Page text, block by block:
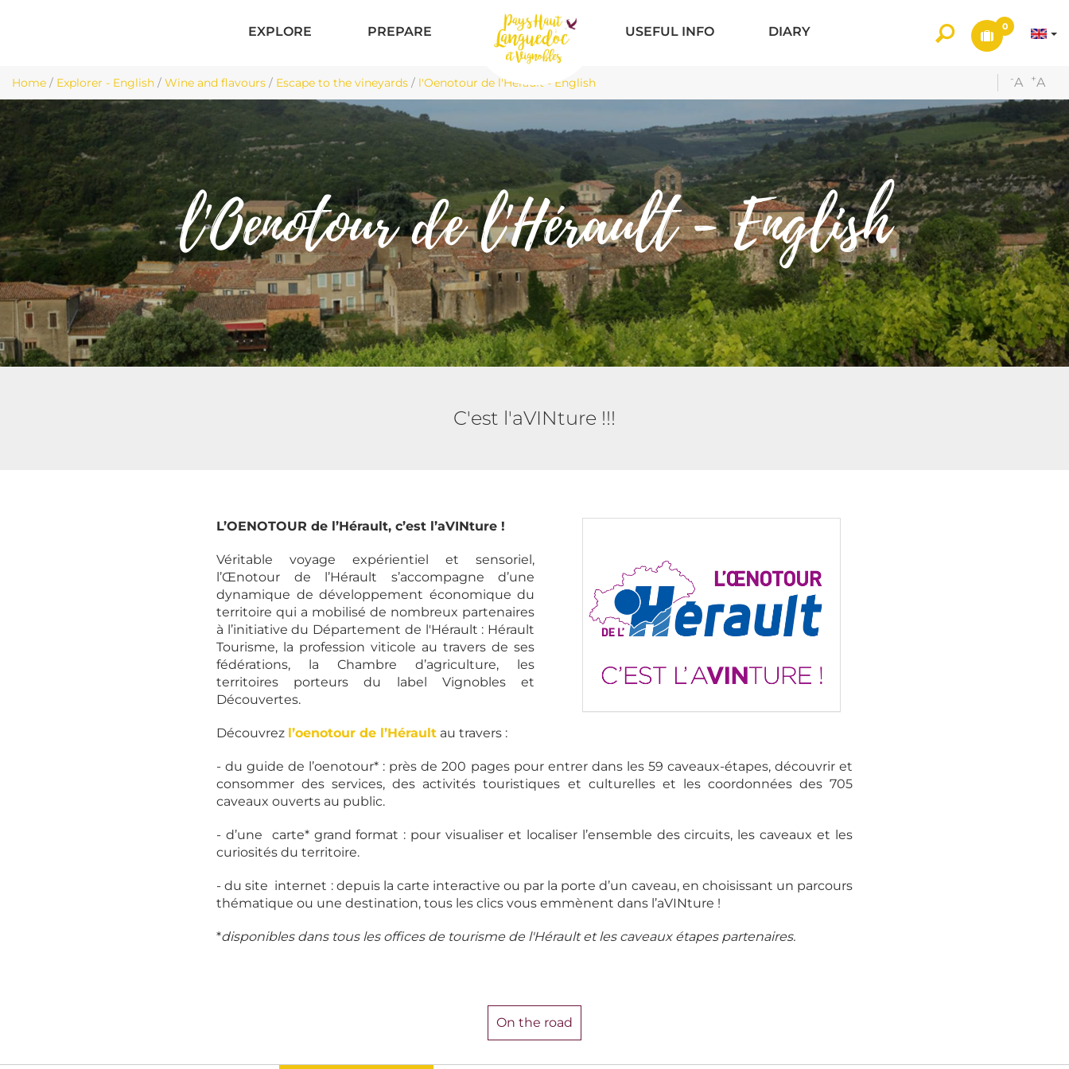
EXPLORE PREPARE USEFUL INFO DIARY 0
Home / Explorer - English / Wine and flavours / Escape to the vineyards / l'Oenotour de l'Hérault - English -A +A
l'Oenotour de l'Hérault - English
C'est l'aVINture !!!
L’OENOTOUR de l’Hérault, c’est l’aVINture !
Véritable voyage expérientiel et sensoriel,
l’Œnotour de l’Hérault s’accompagne d’une
dynamique de développement économique du
territoire qui a mobilisé de nombreux partenaires
à l’initiative du Département de l'Hérault : Hérault
Tourisme, la profession viticole au travers de ses
fédérations, la Chambre d’agriculture, les
territoires porteurs du label Vignobles et
Découvertes.
Découvrez l’oenotour de l’Hérault au travers :
- du guide de l’oenotour* : près de 200 pages pour entrer dans les 59 caveaux-étapes, découvrir et
consommer des services, des activités touristiques et culturelles et les coordonnées des 705
caveaux ouverts au public.
- d’une carte* grand format : pour visualiser et localiser l’ensemble des circuits, les caveaux et les
curiosités du territoire.
- du site internet : depuis la carte interactive ou par la porte d’un caveau, en choisissant un parcours
thématique ou une destination, tous les clics vous emmènent dans l’aVINture !
*disponibles dans tous les offices de tourisme de l'Hérault et les caveaux étapes partenaires.
On the road